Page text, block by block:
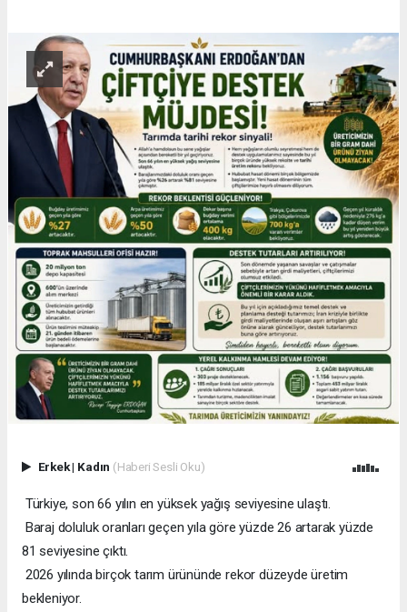
Erkek| Kadın (Haberi Sesli Oku)
Türkiye, son 66 yılın en yüksek yağış seviyesine ulaştı.
Baraj doluluk oranları geçen yıla göre yüzde 26 artarak yüzde
81 seviyesine çıktı.
2026 yılında birçok tarım ürününde rekor düzeyde üretim
bekleniyor.